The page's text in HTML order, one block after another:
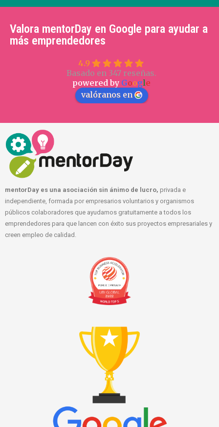
Valora mentorDay en Google para ayudar a
más emprendedores
4.9
Basado en 347 reseñas.
powered by Google
valóranos en
mentorDay es una asociación sin ánimo de lucro, privada e
independiente, formada por empresarios voluntarios y organismos
públicos colaboradores que ayudamos gratuitamente a todos los
emprendedores para que lancen con éxito sus proyectos empresariales y
creen empleo de calidad.